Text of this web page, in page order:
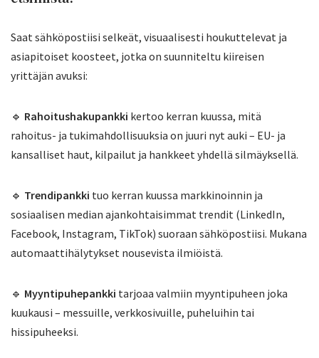
Saat sähköpostiisi selkeät, visuaalisesti houkuttelevat ja
asiapitoiset koosteet, jotka on suunniteltu kiireisen
yrittäjän avuksi:
🔹 Rahoitushakupankki kertoo kerran kuussa, mitä
rahoitus- ja tukimahdollisuuksia on juuri nyt auki – EU- ja
kansalliset haut, kilpailut ja hankkeet yhdellä silmäyksellä.
🔹 Trendipankki tuo kerran kuussa markkinoinnin ja
sosiaalisen median ajankohtaisimmat trendit (LinkedIn,
Facebook, Instagram, TikTok) suoraan sähköpostiisi. Mukana
automaattihälytykset nousevista ilmiöistä.
🔹 Myyntipuhepankki tarjoaa valmiin myyntipuheen joka
kuukausi – messuille, verkkosivuille, puheluihin tai
hissipuheeksi.